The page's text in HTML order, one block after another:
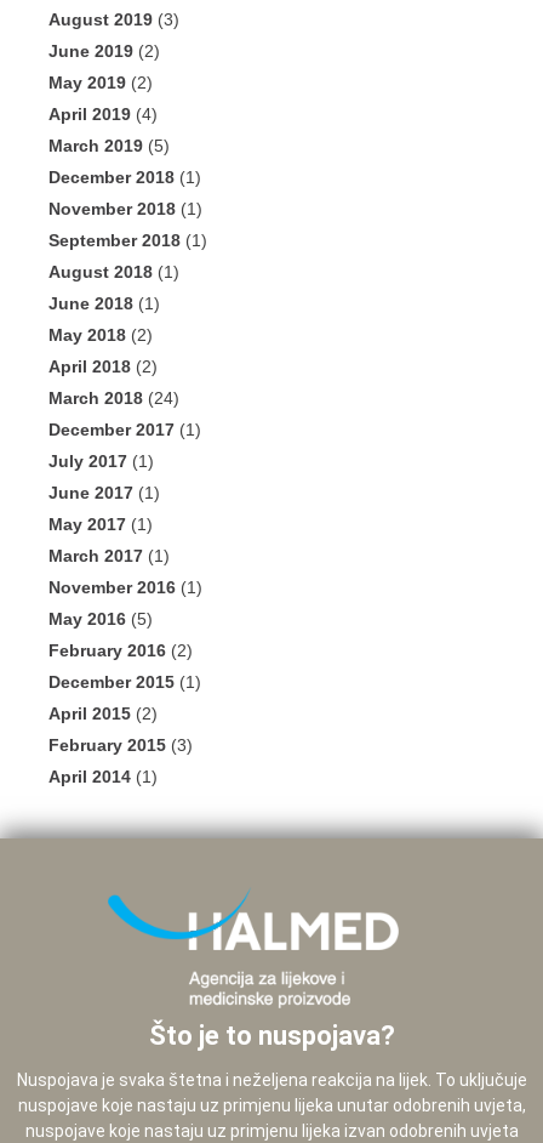
August 2019 (3)
June 2019 (2)
May 2019 (2)
April 2019 (4)
March 2019 (5)
December 2018 (1)
November 2018 (1)
September 2018 (1)
August 2018 (1)
June 2018 (1)
May 2018 (2)
April 2018 (2)
March 2018 (24)
December 2017 (1)
July 2017 (1)
June 2017 (1)
May 2017 (1)
March 2017 (1)
November 2016 (1)
May 2016 (5)
February 2016 (2)
December 2015 (1)
April 2015 (2)
February 2015 (3)
April 2014 (1)
Što je to nuspojava?
Nuspojava je svaka štetna i neželjena reakcija na lijek. To uključuje
nuspojave koje nastaju uz primjenu lijeka unutar odobrenih uvjeta,
nuspojave koje nastaju uz primjenu lijeka izvan odobrenih uvjeta